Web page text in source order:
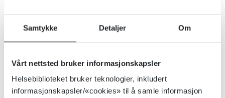
Samtykke Detaljer Om
Vårt nettsted bruker informasjonskapsler
Helsebiblioteket bruker teknologier, inkludert
informasjonskapsler/«cookies» til å samle informasjon
Helsedirektoratet
Genetikkportalen - medisinsk-
genetiske analyser